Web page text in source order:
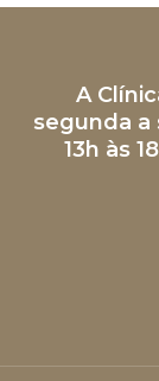
A
segunda a
13h às